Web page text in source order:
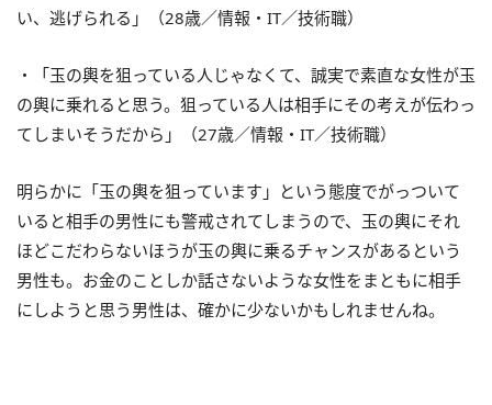
い、逃げられる」（28歳／情報・IT／技術職）
・「玉の輿を狙っている人じゃなくて、誠実で素直な女性が玉
の輿に乗れると思う。狙っている人は相手にその考えが伝わっ
てしまいそうだから」（27歳／情報・IT／技術職）
明らかに「玉の輿を狙っています」という態度でがっついて
いると相手の男性にも警戒されてしまうので、玉の輿にそれ
ほどこだわらないほうが玉の輿に乗るチャンスがあるという
男性も。お金のことしか話さないような女性をまともに相手
にしようと思う男性は、確かに少ないかもしれませんね。